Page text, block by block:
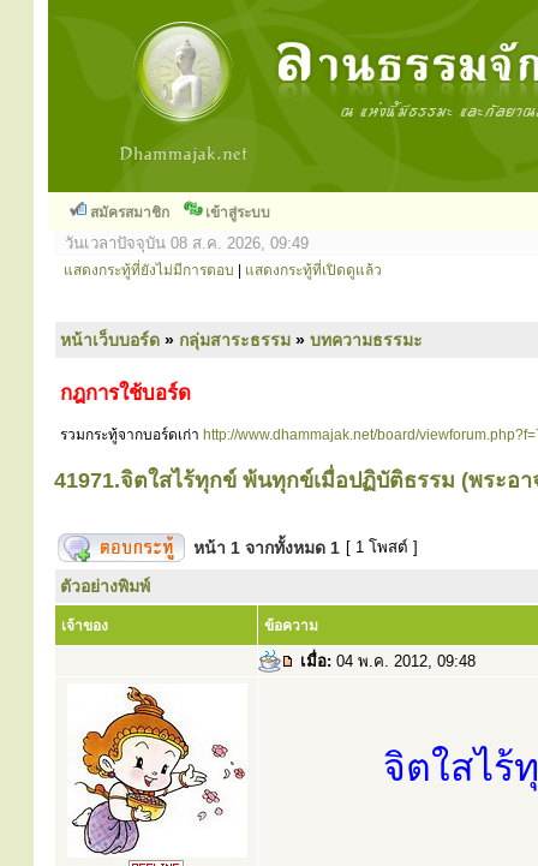
สมัครสมาชิก เข้าสู่ระบบ
วันเวลาปัจจุบัน 08 ส.ค. 2026, 09:49
แสดงกระทู้ที่ยังไม่มีการตอบ แสดงกระทู้ที่เปิดดูแล้ว
หน้าเว็บบอร์ด » กลุ่มสาระธรรม » บทความธรรมะ
กฎการใช้บอร์ด
รวมกระทู้จากบอร์ดเก่า http://www.dhammajak.net/board/
41971.จิตใสไร้ทุกข์ พ้นทุกข์เมื่อปฏิบัติธรรม (พระอ
หน้า 1 จากทั้งหมด 1 [ 1 โพสต์ ]
ตัวอย่างพิมพ์
เจ้าของ ข้อความ
เมื่อ: 04 พ.ค. 2012, 09:48
จิตใสไร้